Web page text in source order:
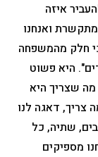
איזה
ואנחנו
חלק מהמשפחה
היא פשוט
שצריך היא
צריך, דאגה לנו
שתיה, כל
מספיקים